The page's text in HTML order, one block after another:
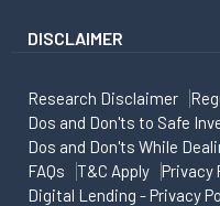
DISCLAIMER
Research Disclaimer
Dos and Don'ts to Safe
Dos and Don'ts While
FAQs
T&C Apply
Privacy
Digital Lending - Privacy